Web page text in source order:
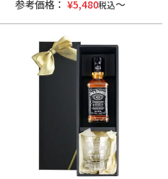
参考価格： ¥5,480税込